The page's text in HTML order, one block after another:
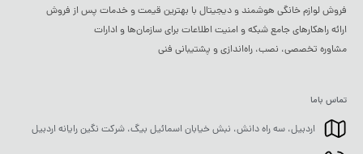
فروش لوازم خانگی هوشمند و دیجیتال با بهترین قیمت و خدمات پس از فروش
ارائه راهکارهای جامع شبکه و امنیت اطلاعات برای سازمان‌ها و ادارات
مشاوره تخصصی، نصب، راه‌اندازی و پشتیبانی فنی
تماس باما
اردبیل، سه راه دانش، نبش خیابان اسمائیل بیگ، شرکت نگین رایانه اردبیل